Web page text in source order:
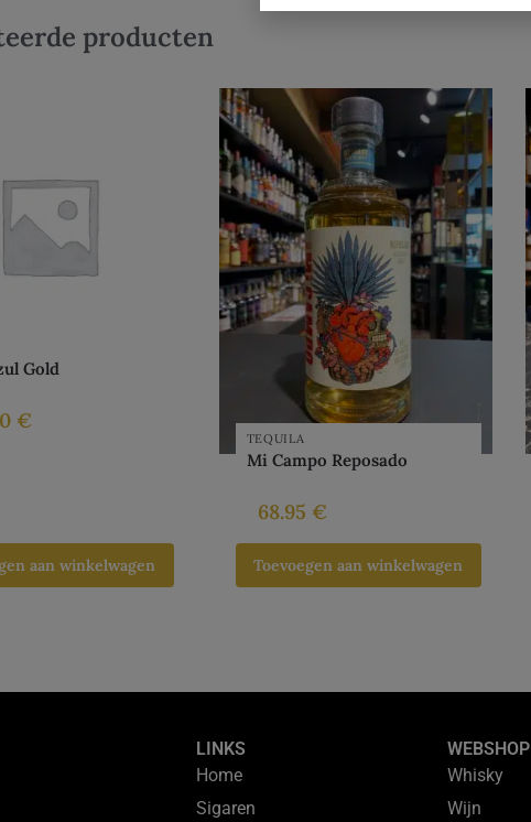
producten
Gold
€
aan winkelwagen
TEQUILA
Mi Campo Reposado
68.95 €
Toevoegen aan winkelwagen
LINKS
Home
Sigaren
WEBSHOP
Whisky
Wijn